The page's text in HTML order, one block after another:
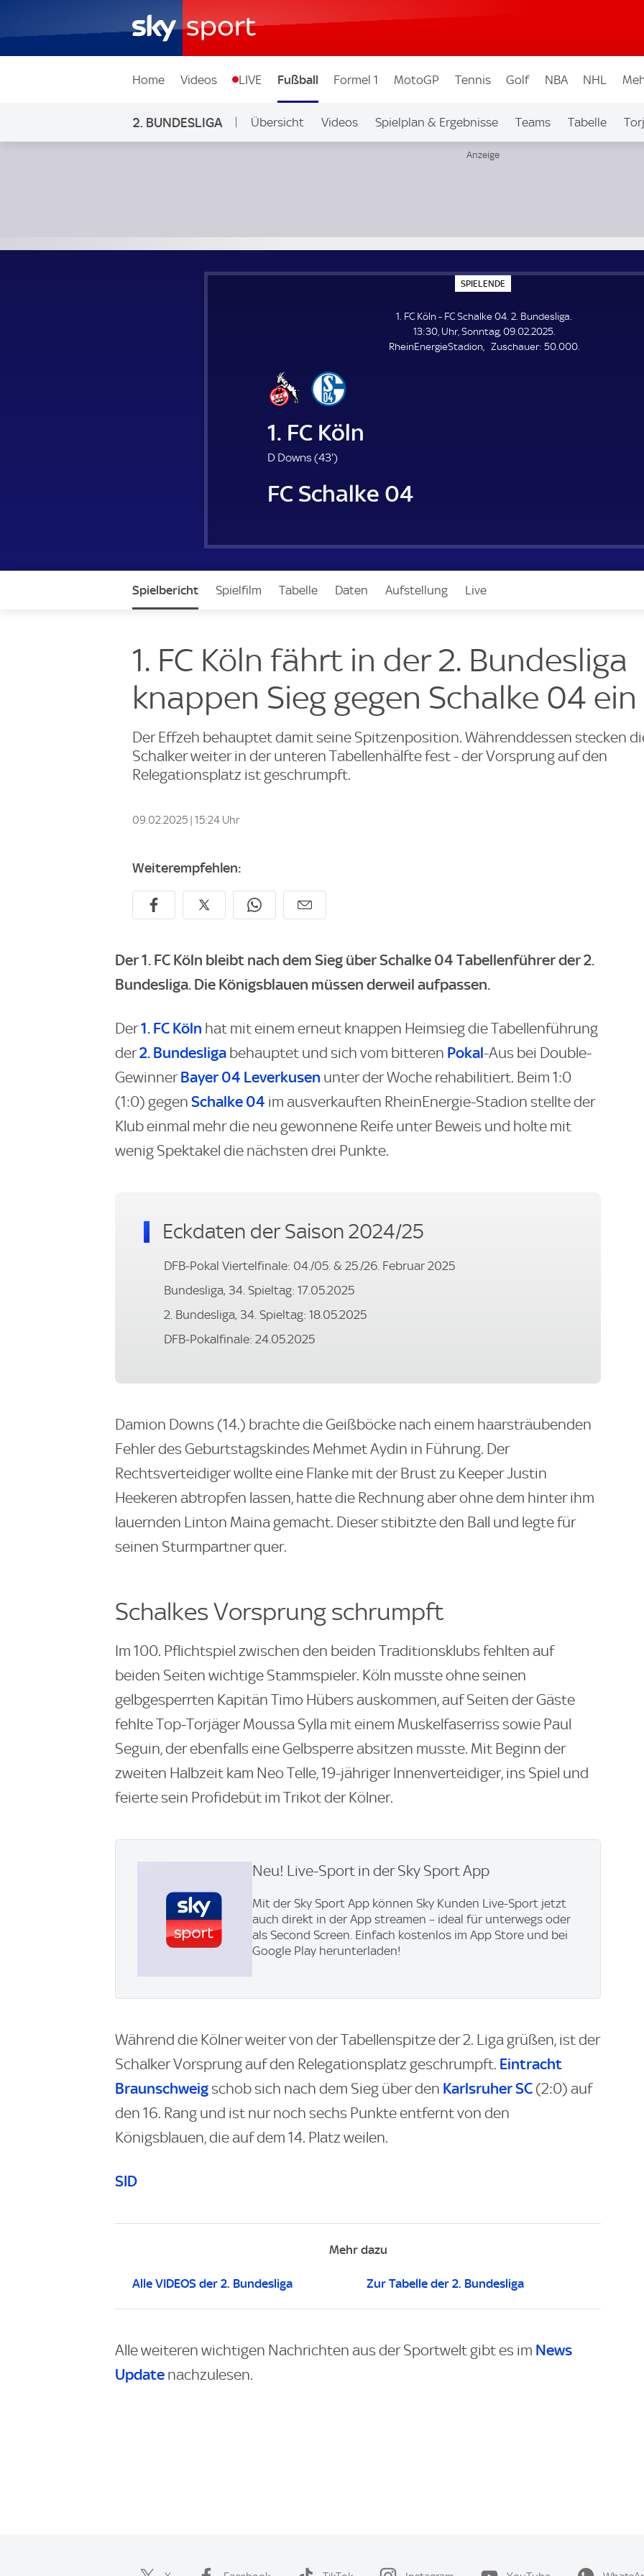
Home Videos LIVE Fußball Formel 1 MotoGP Tennis Golf NBA NHL
2. BUNDESLIGA Übersicht Videos Spielplan & Ergebnisse Teams Tabelle
SPIELENDE
P
E
L
E
N
1. FC Köln - FC Schalke 04. 2. Bundesliga.
13:30, Uhr, Sonntag, 09.02.2025.
RheinEnergieStadion
Zuschauer: Z
50.000.
1. FC Köln
D Downs (43'4
.
m
u
e
)
FC Schalke 04
Spielbericht Spielfilm Tabelle Daten Aufstellung Live
1. FC Köln fährt in der 2. Bundesliga
knappen Sieg gegen Schalke 04 ein
Der Effzeh behauptet damit seine Spitzenposition. Währenddessen stecken
Schalker weiter in der unteren Tabellenhälfte fest - der Vorsprung auf den
Relegationsplatz ist geschrumpft.
09.02.2025 | 15:24 Uhr
Weiterempfehlen:
Der 1. FC Köln bleibt nach dem Sieg über Schalke 04 Tabellenführer der 2.
Bundesliga. Die Königsblauen müssen derweil aufpassen.
Der1. FC Köln hat mit einem erneut knappen Heimsieg die Tabellenführung
der2. Bundesliga behauptet und sich vom bitteren Pokal-Aus bei Double-
GewinnerBayer 04 Leverkusen unter der Woche rehabilitiert. Beim 1:0
(1:0) gegen Schalke 04 im ausverkauften RheinEnergie-Stadion stellte der
Klub einmal mehr die neu gewonnene Reife unter Beweis und holte mit
wenig Spektakel die nächsten drei Punkte.
Eckdaten der Saison 2024/25
DFB-Pokal Viertelfinale: 04./05. & 25./26. Februar 2025
Bundesliga, 34. Spieltag: 17.05.2025
2. Bundesliga, 34. Spieltag: 18.05.2025
DFB-Pokalfinale: 24.05.2025
Damion Downs (14.) brachte die Geißböcke nach einem haarsträubenden
Fehler des Geburtstagskindes Mehmet Aydin in Führung. Der
Rechtsverteidiger wollte eine Flanke mit der Brust zu Keeper Justin
Heekeren abtropfen lassen, hatte die Rechnung aber ohne dem hinter ihm
lauernden Linton Maina gemacht. Dieser stibitzte den Ball und legte für
seinen Sturmpartner quer.
Schalkes Vorsprung schrumpft
Im 100. Pflichtspiel zwischen den beiden Traditionsklubs fehlten auf
beiden Seiten wichtige Stammspieler. Köln musste ohne seinen
gelbgesperrten Kapitän Timo Hübers auskommen, auf Seiten der Gäste
fehlte Top-Torjäger Moussa Sylla mit einem Muskelfaserriss sowie Paul
Seguin, der ebenfalls eine Gelbsperre absitzen musste. Mit Beginn der
zweiten Halbzeit kam Neo Telle, 19-jähriger Innenverteidiger, ins Spiel und
feierte sein Profidebüt im Trikot der Kölner.
Neu! Live-Sport in der Sky Sport App
Mit der Sky Sport App können Sky Kunden Live-Sport jetzt
auch direkt in der App streamen – ideal für unterwegs oder
als Second Screen. Einfach kostenlos im App Store und bei
Google Play herunterladen!
Während die Kölner weiter von der Tabellenspitze der 2. Liga grüßen, ist der
Schalker Vorsprung auf den Relegationsplatz geschrumpft. Eintracht
Braunschweig schob sich nach dem Sieg über den Karlsruher SC (2:0) auf
den 16. Rang und ist nur noch sechs Punkte entfernt von den
Königsblauen, die auf dem 14. Platz weilen.
SID
Mehr dazu
Alle VIDEOS der 2. Bundesliga Zur Tabelle der 2. Bundesliga
Alle weiteren wichtigen Nachrichten aus der Sportwelt gibt es im News
Update nachzulesen.